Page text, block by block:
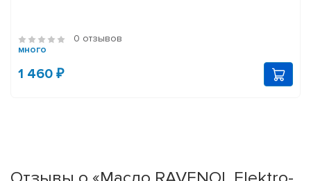
0 отзывов
много
1 460 ₽